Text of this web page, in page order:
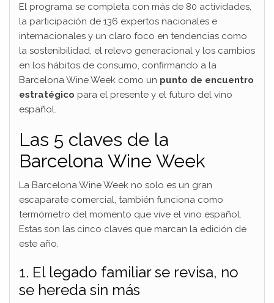
El programa se completa con más de 80 actividades,
la participación de 136 expertos nacionales e
internacionales y un claro foco en tendencias como
la sostenibilidad, el relevo generacional y los cambios
en los hábitos de consumo, confirmando a la
Barcelona Wine Week como un punto de encuentro
estratégico para el presente y el futuro del vino
español.
Las 5 claves de la
Barcelona Wine Week
La Barcelona Wine Week no solo es un gran
escaparate comercial, también funciona como
termómetro del momento que vive el vino español.
Estas son las cinco claves que marcan la edición de
este año.
1. El legado familiar se revisa, no
se hereda sin más